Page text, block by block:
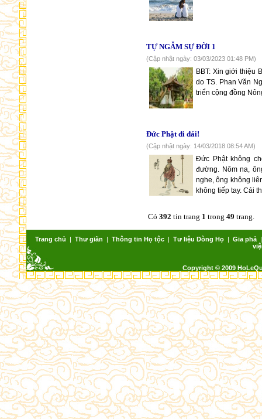
TỰ NGẪM SỰ ĐỜI 1
(Cập nhật ngày: 03/03/2023 01:48 PM)
BBT: Xin giới thiệu
do TS. Phan Văn
triển cộng đồng
Đức Phật đi đái!
(Cập nhật ngày: 14/03/2018 08:54 AM)
Đức Phật không
đường. Nôm na,
nghe, ông không
không tiếp tay. Cái
Có 392 tin trang 1 trong 49 trang.
Trang chủ | Thư giãn | Thông tin Họ tộc| Tư liệu Dòng Họ| Gia phả
Copyright © 2009